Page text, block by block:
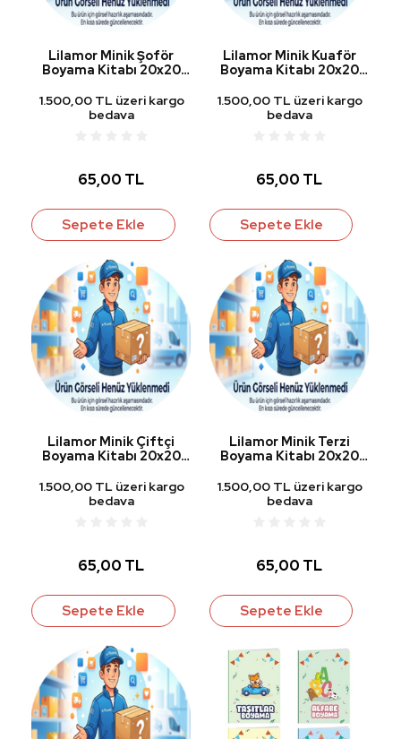
Lilamor Minik Şoför
Boyama Kitabı 20x20
1.500,00 TL üzeri kargo
bedava
65,00 TL
Sepete Ekle
Lilamor Minik Kuaför
Boyama Kitabı 20x20
1.500,00 TL üzeri kargo
bedava
65,00 TL
Sepete Ekle
Lilamor Minik Çiftçi
Boyama Kitabı 20x20
1.500,00 TL üzeri kargo
bedava
65,00 TL
Sepete Ekle
Lilamor Minik Terzi
Boyama Kitabı 20x20
1.500,00 TL üzeri kargo
bedava
65,00 TL
Sepete Ekle